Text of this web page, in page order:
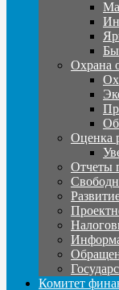
Охрана
Оценка
Отчеты
Комитет